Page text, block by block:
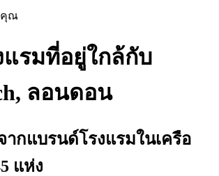
คุณ
รมที่อยู่ใกล้กับ
ลอนดอน
ากแบรนด์โรงแรมในเครือ
แห่ง